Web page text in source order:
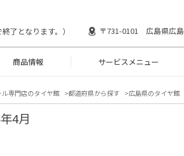
了となります。） 〒731-0101 広島県広
商品情報 サービスメニュー
専門店のタイヤ館 都道府県から探す 広島県のタイヤ館
4月